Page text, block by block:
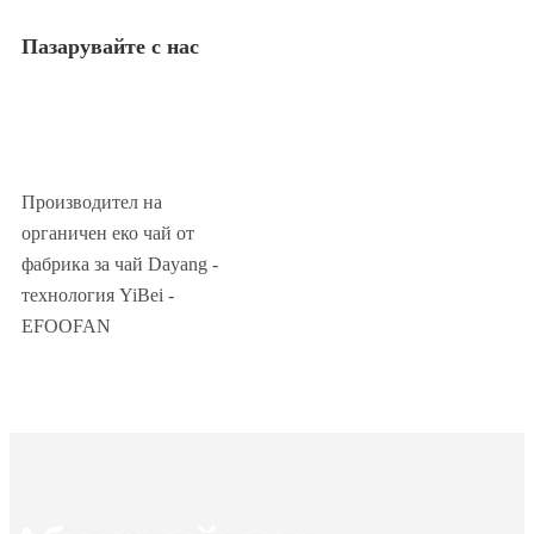
Пазарувайте с нас
Производител на
органичен еко чай от
фабрика за чай Dayang -
технология YiBei -
EFOOFAN